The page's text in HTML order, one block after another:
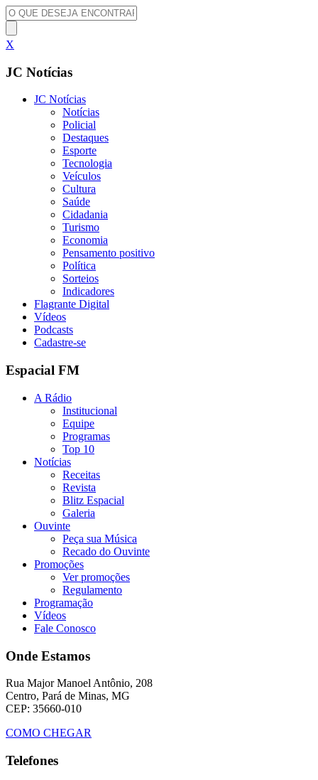
X
JC Notícias
JC Notícias
Notícias
Policial
Destaques
Esporte
Tecnologia
Veículos
Cultura
Saúde
Cidadania
Turismo
Economia
Pensamento positivo
Política
Sorteios
Indicadores
Flagrante Digital
Vídeos
Podcasts
Cadastre-se
Espacial FM
A Rádio
Institucional
Equipe
Programas
Top 10
Notícias
Receitas
Revista
Blitz Espacial
Galeria
Ouvinte
Peça sua Música
Recado do Ouvinte
Promoções
Ver promoções
Regulamento
Programação
Vídeos
Fale Conosco
Onde Estamos
Rua Major Manoel Antônio, 208
Centro, Pará de Minas, MG
CEP: 35660-010
COMO CHEGAR
Telefones